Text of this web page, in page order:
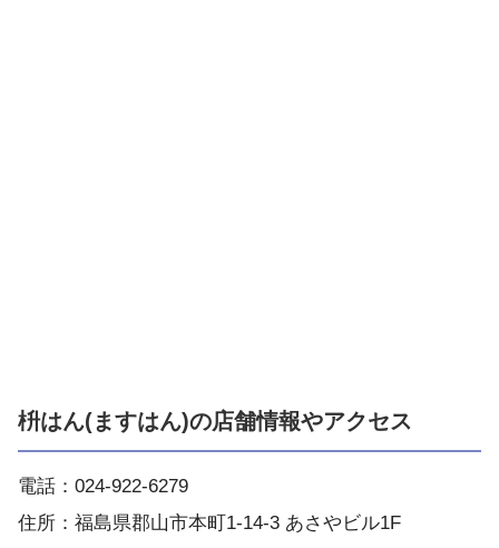
枡はん(ますはん)の店舗情報やアクセス
電話：024-922-6279
住所：福島県郡山市本町1-14-3 あさやビル1F